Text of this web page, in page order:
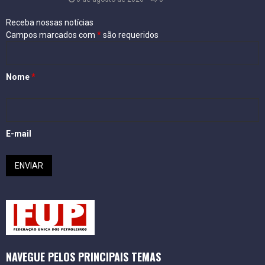
Receba nossas notícias
Campos marcados com *são requeridos
Nome*
E-mail
NAVEGUE PELOS PRINCIPAIS TEMAS